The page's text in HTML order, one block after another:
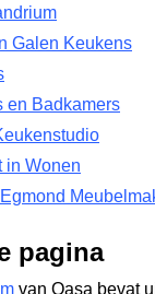
Galen Keukens
en Badkamers
in Wonen
pagina
van Qasa bevat